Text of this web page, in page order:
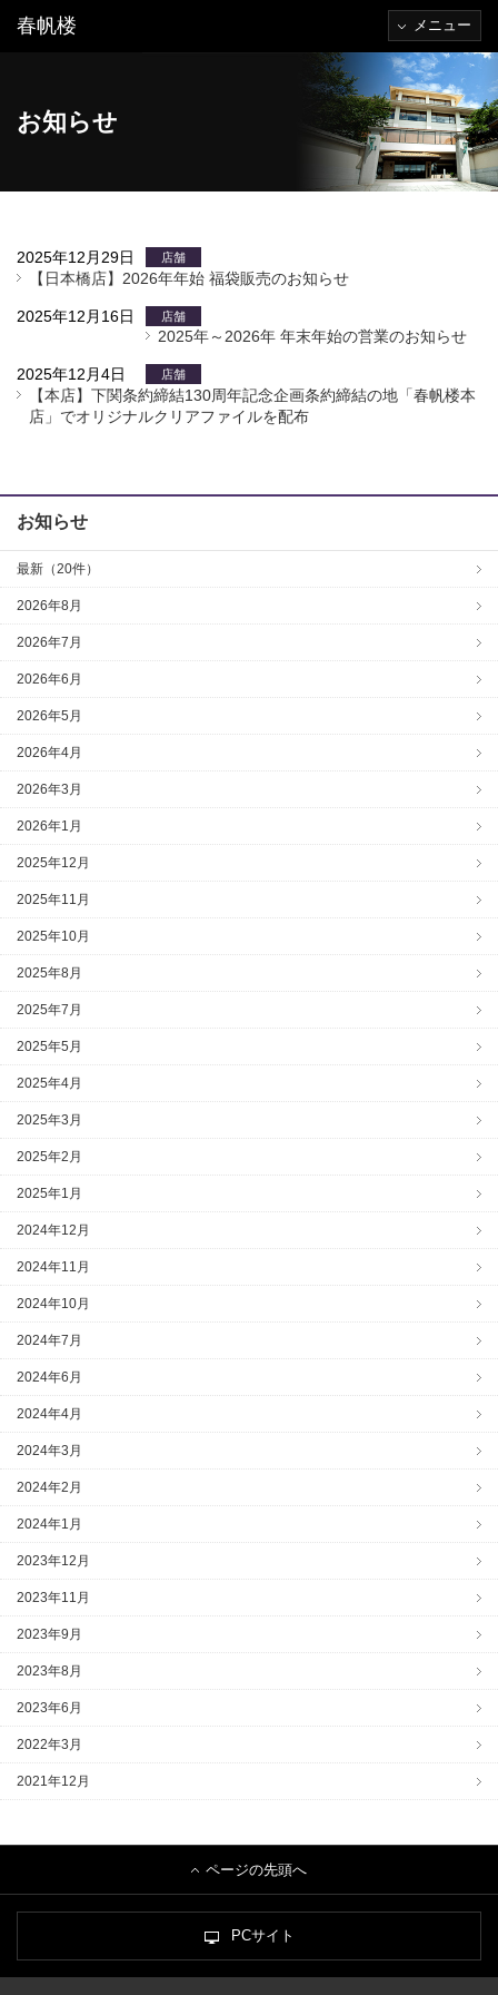
春帆楼 メニュー
お知らせ
2025年12月29日 店舗
【日本橋店】2026年年始 福袋販売のお知らせ
2025年12月16日 店舗
2025年～2026年 年末年始の営業のお知らせ
2025年12月4日 店舗
【本店】下関条約締結130周年記念企画条約締結の地「春帆楼本
店」でオリジナルクリアファイルを配布
お知らせ
最新（20件）
2026年8月
2026年7月
2026年6月
2026年5月
2026年4月
2026年3月
2026年1月
2025年12月
2025年11月
2025年10月
2025年8月
2025年7月
2025年5月
2025年4月
2025年3月
2025年2月
2025年1月
2024年12月
2024年11月
2024年10月
2024年7月
2024年6月
2024年4月
2024年3月
2024年2月
2024年1月
2023年12月
2023年11月
2023年9月
2023年8月
2023年6月
2022年3月
2021年12月
ページの先頭へ
PCサイト